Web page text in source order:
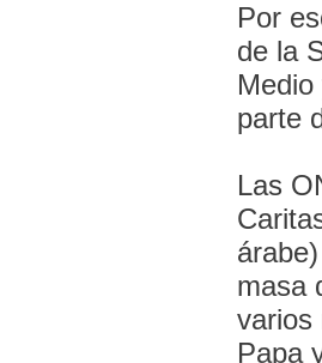
Por
de la
parte
Las
masa
varios
Papa